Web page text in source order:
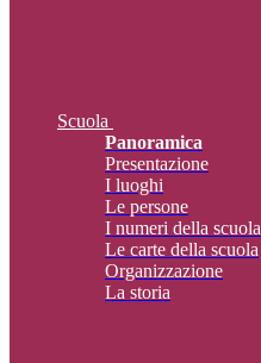
Scuola
Panoramica
Presentazione
I luoghi
Le persone
I numeri della scuola
Le carte della scuola
Organizzazione
La storia